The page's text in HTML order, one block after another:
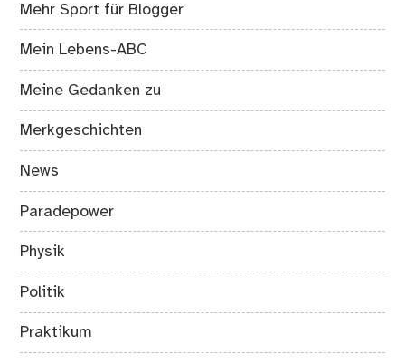
Mehr Sport für Blogger
Mein Lebens-ABC
Meine Gedanken zu
Merkgeschichten
News
Paradepower
Physik
Politik
Praktikum